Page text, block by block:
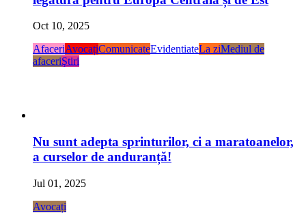
Oct 10, 2025
AfaceriAvocațiComunicateEvidentiateLa ziMediul de
afaceriŞtiri
Nu sunt adepta sprinturilor, ci a maratoanelor,
a curselor de anduranță!
Jul 01, 2025
Avocați